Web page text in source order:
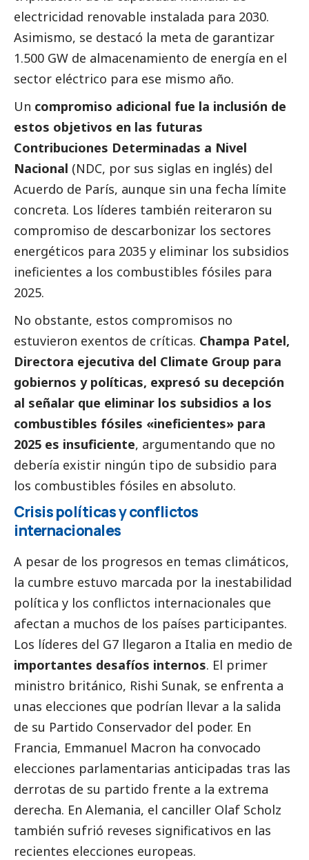
electricidad renovable instalada para 2030.
Asimismo, se destacó la meta de garantizar
1.500 GW de almacenamiento de energía en el
sector eléctrico para ese mismo año.
Un compromiso adicional fue la inclusión de
estos objetivos en las futuras
Contribuciones Determinadas a Nivel
Nacional (NDC, por sus siglas en inglés) del
Acuerdo de París, aunque sin una fecha límite
concreta. Los líderes también reiteraron su
compromiso de descarbonizar los sectores
energéticos para 2035 y eliminar los subsidios
ineficientes a los combustibles fósiles para
2025.
No obstante, estos compromisos no
estuvieron exentos de críticas. Champa Patel,
Directora ejecutiva del Climate Group para
gobiernos y políticas, expresó su decepción
al señalar que eliminar los subsidios a los
combustibles fósiles «ineficientes» para
2025 es insuficiente, argumentando que no
debería existir ningún tipo de subsidio para
los combustibles fósiles en absoluto.
Crisis políticas y conflictos
internacionales
A pesar de los progresos en temas climáticos,
la cumbre estuvo marcada por la inestabilidad
política y los conflictos internacionales que
afectan a muchos de los países participantes.
Los líderes del G7 llegaron a Italia en medio de
importantes desafíos internos. El primer
ministro británico, Rishi Sunak, se enfrenta a
unas elecciones que podrían llevar a la salida
de su Partido Conservador del poder. En
Francia, Emmanuel Macron ha convocado
elecciones parlamentarias anticipadas tras las
derrotas de su partido frente a la extrema
derecha. En Alemania, el canciller Olaf Scholz
también sufrió reveses significativos en las
recientes elecciones europeas.